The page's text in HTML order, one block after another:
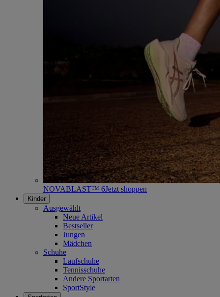
NOVABLAST™ 6Jetzt shoppen
Kinder
Ausgewählt
Neue Artikel
Bestseller
Jungen
Mädchen
Schuhe
Laufschuhe
Tennisschuhe
Andere Sportarten
SportStyle